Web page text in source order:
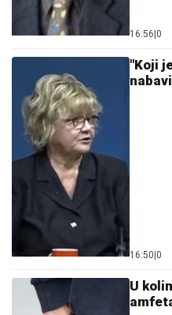
16:56 0
"Koji
16:50 0
U